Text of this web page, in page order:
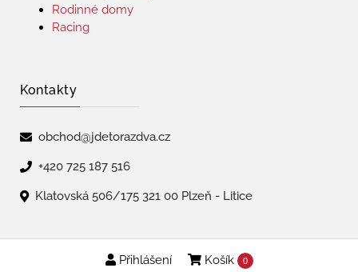
Přihlášení Košík 0
Rodinné domy
Racing
Kontakty
obchod@jdetorazdva.cz
+420 725 187 516
Klatovská 506/175 321 00 Plzeň - Litice
Copyright © 2026 | jdetorazdva